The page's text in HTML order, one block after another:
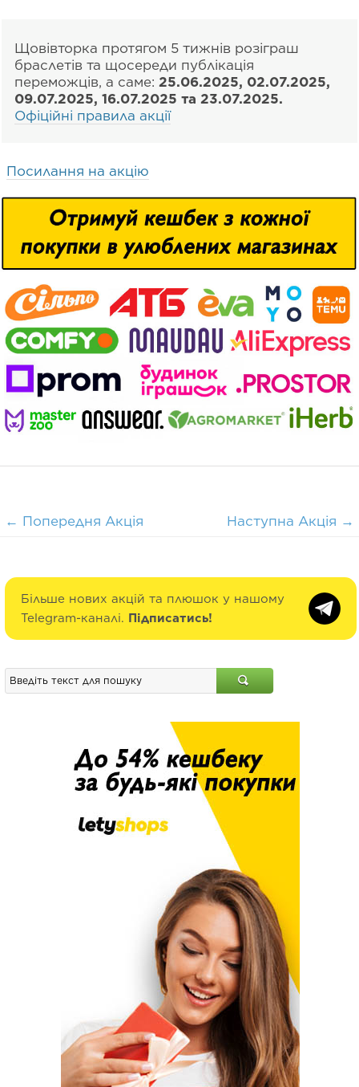
Щовівторка протягом 5 тижнів розіграш
браслетів та щосереди публікація
переможців, а саме: 25.06.2025, 02.07.2025,
09.07.2025, 16.07.2025 та 23.07.2025.
Офіційні правила акції
Посилання на акцію
← Попередня Акція Наступна Акція →
Більше нових акцій та плюшок у нашому
Telegram-каналі. Підписатись!